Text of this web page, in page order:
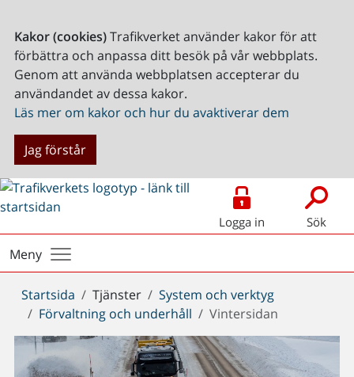
Kakor (cookies)Trafikverket använder kakor för att
förbättra och anpassa ditt besök på vår webbplats.
Genom att använda webbplatsen accepterar du
användandet av dessa kakor.
Läs mer om kakor och hur du avaktiverar dem
Jag förstår
Logga in Sök
Meny
Du
är
här:
Startsida Tjänster
System och verktyg
Förvaltning och underhåll
Vintersidan